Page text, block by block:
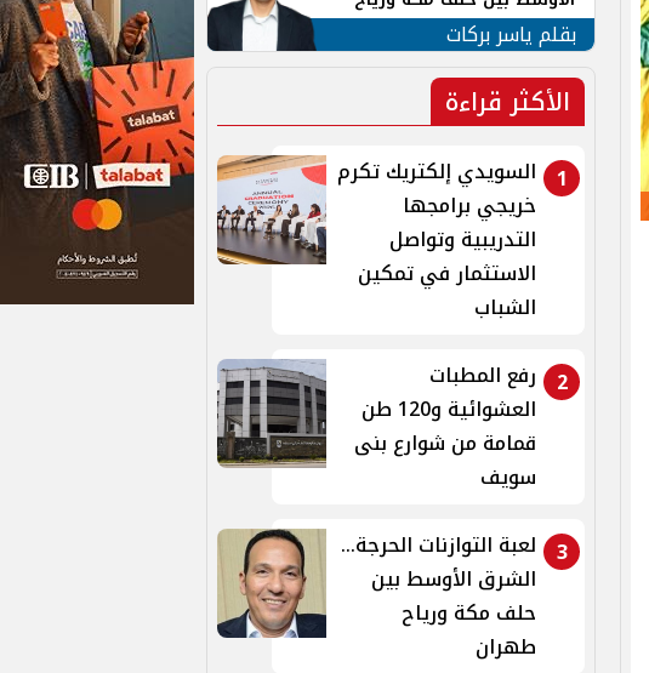
طهران
بقلم ياسر بركات
الأكثر قراءة
1
السويدي إلكتريك تكرم
خريجي برامجها
التدريبية وتواصل
الاستثمار في تمكين
الشباب
2
رفع المطبات
العشوائية و120 طن
قمامة من شوارع بنى
سويف
3 لعبة التوازنات الحرجة...
الشرق الأوسط بين
حلف مكة ورياح
طهران